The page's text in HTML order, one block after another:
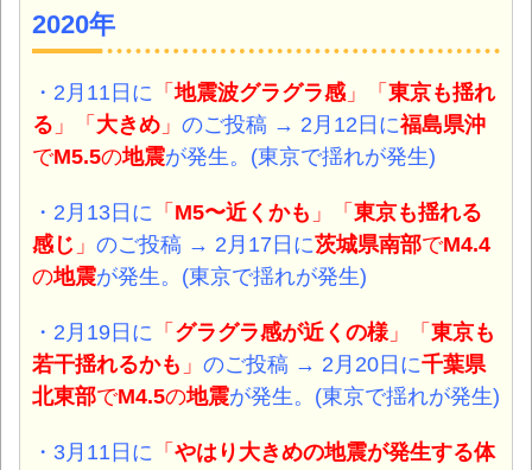
2020年
・2月11日 に 「地震波グラグラ感 」「 東京も揺れ
る 」「 大きめ 」 のご投稿 → 2月12日に福島県沖
でM5.5の地震が発生。(東京で揺れが発生)
・2月13日 に 「 M5〜近くかも 」「 東京も揺れる
感じ 」 のご投稿 → 2月17日に茨城県南部でM4.4
の地震が発生。 (東京で揺れが発生)
・2月19日 に 「 グラグラ感が近くの様 」「 東京も
若干揺れるかも 」 のご投稿 → 2月20日に千葉県
北東部でM4.5の地震が発生。 (東京で揺れが発生)
・3月11日 に 「 やはり大きめの地震が発生する体